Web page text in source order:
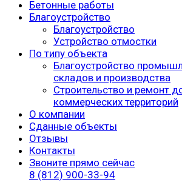
Бетонные работы
Благоустройство
Благоустройство
Устройство отмостки
По типу объекта
Благоустройство
складов и производства
Строительство и ремонт
коммерческих территорий
О компании
Сданные объекты
Отзывы
Контакты
Звоните прямо сейчас
8 (812) 900-33-94